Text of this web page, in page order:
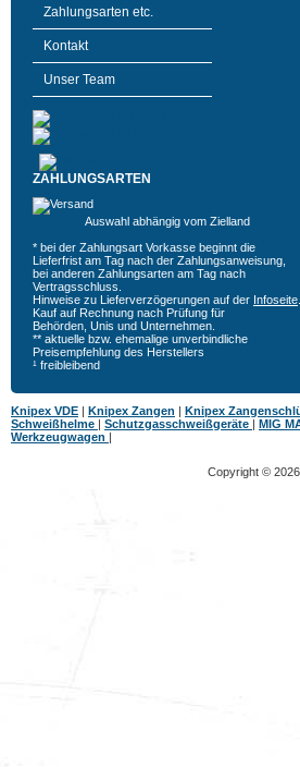
Zahlungsarten etc.
Kontakt
Unser Team
ZAHLUNGSARTEN
Auswahl abhängig vom Zielland
* bei der Zahlungsart Vorkasse beginnt die
Lieferfrist am Tag nach der Zahlungsanweisung,
bei anderen Zahlungsarten am Tag nach
Vertragsschluss.
Hinweise zu Lieferverzögerungen auf der Infoseite
Kauf auf Rechnung nach Prüfung für
Behörden, Unis und Unternehmen.
** aktuelle bzw. ehemalige unverbindliche
Preisempfehlung des Herstellers
¹ freibleibend
Knipex VDE | Knipex Zangen | Knipex
Schweißhelme | Schutzgasschweißgeräte | MIG
Werkzeugwagen |
Copyright ©